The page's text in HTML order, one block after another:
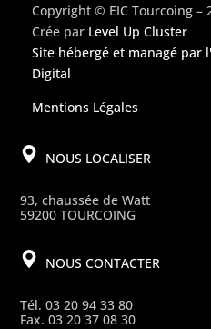
Copyright © EIC Tourcoing –
Crée par Level Up Cluster
Site hébergé et managé par
Digital
Mentions Légales
NOUS LOCALISER
93, chaussée de Watt
59200 TOURCOING
NOUS CONTACTER
Tél. 03 20 94 33 80
Fax. 03 20 37 08 30